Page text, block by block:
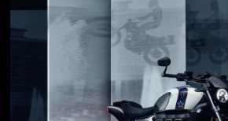
Jön még kép!